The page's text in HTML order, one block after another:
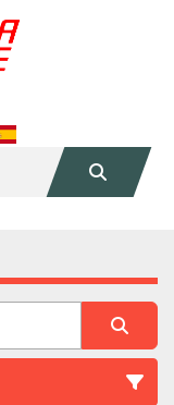
Cerca